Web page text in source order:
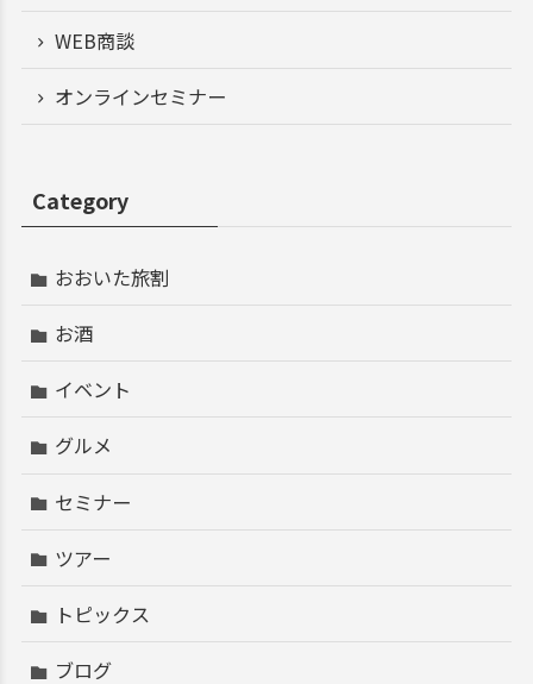
WEB商談
オンラインセミナー
Category
おおいた旅割
お酒
イベント
グルメ
セミナー
ツアー
トピックス
ブログ